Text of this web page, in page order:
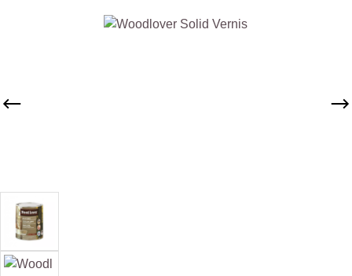
Afbeeldingengalerij overslaan